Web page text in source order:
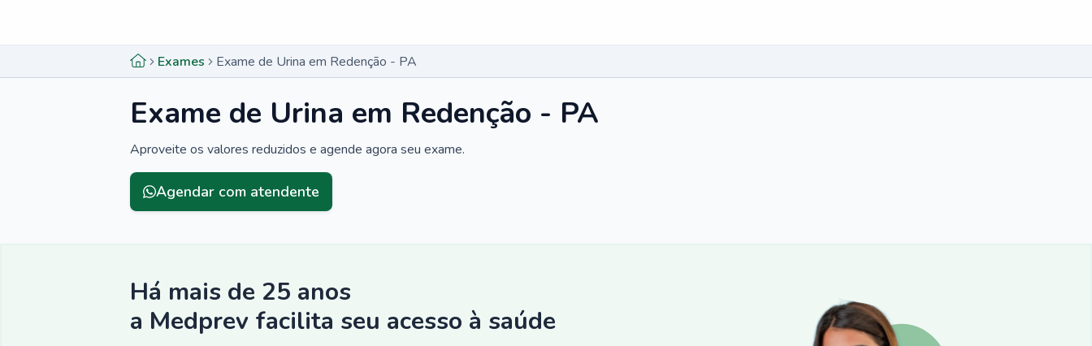
Exames Exame de Urina em Redenção - PA
Exame de Urina em Redenção - PA
Aproveite os valores reduzidos e agende agora seu exame.
Agendar com atendente
Há mais de 25 anos
a Medprev facilita seu acesso à saúde